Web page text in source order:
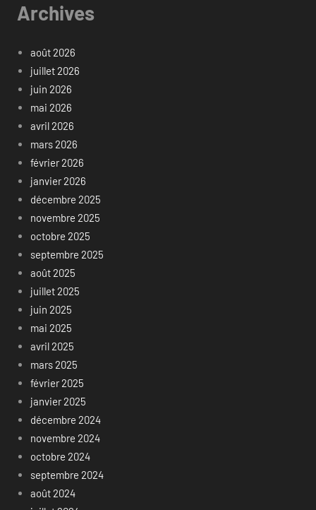
Archives
août 2026
juillet 2026
juin 2026
mai 2026
avril 2026
mars 2026
février 2026
janvier 2026
décembre 2025
novembre 2025
octobre 2025
septembre 2025
août 2025
juillet 2025
juin 2025
mai 2025
avril 2025
mars 2025
février 2025
janvier 2025
décembre 2024
novembre 2024
octobre 2024
septembre 2024
août 2024